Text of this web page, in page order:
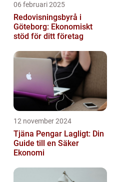
06 februari 2025
Redovisningsbyrå i
Göteborg: Ekonomiskt
stöd för ditt företag
12 november 2024
Tjäna Pengar Lagligt: Din
Guide till en Säker
Ekonomi